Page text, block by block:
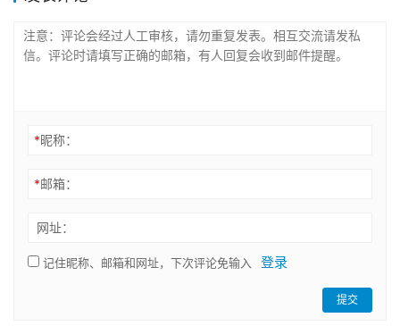
*昵称：
*邮箱：
网址：
记住昵称、邮箱和网址，下次评论免输入 登录
提交